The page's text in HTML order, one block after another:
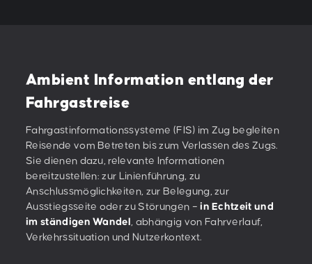
Ambient Information entlang der
Fahrgastreise
Fahrgastinformationssysteme (FIS) im Zug begleiten
Reisende vom Betreten bis zum Verlassen des Zugs.
Sie dienen dazu, relevante Informationen
bereitzustellen: zur Linienführung, zu
Anschlussmöglichkeiten, zur Belegung, zur
Ausstiegsseite oder zu Störungen –in Echtzeit und
im ständigen Wandel , abhängig von Fahrverlauf,
Verkehrssituation und Nutzerkontext.